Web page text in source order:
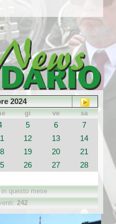
2024
gi ve sa
5 6
7
12 13
14
19 20
21
26 27
28
questo mese
242